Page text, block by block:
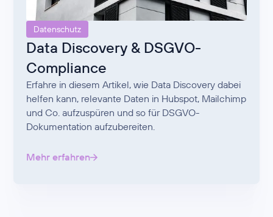
Datenschutz
Data Discovery & DSGVO-
Compliance
Erfahre in diesem Artikel, wie Data Discovery dabei
helfen kann, relevante Daten in Hubspot, Mailchimp
und Co. aufzuspüren und so für DSGVO-
Dokumentation aufzubereiten.
Mehr erfahren